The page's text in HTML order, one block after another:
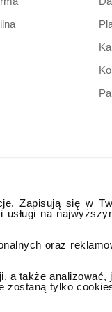
Zapisują się w
na
oraz
a także
zostaną tylko